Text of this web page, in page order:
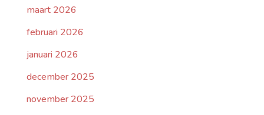
maart 2026
februari 2026
januari 2026
december 2025
november 2025